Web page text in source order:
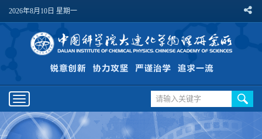
2026年8月10日 星期一
Toggle
navigation